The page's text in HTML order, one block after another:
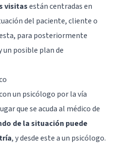
visitasestán centradas en
del paciente, cliente o
para posteriormente
posible plan de
un psicólogo por la vía
que se acuda al médico de
de la situación puede
, y desde este a un psicólogo.